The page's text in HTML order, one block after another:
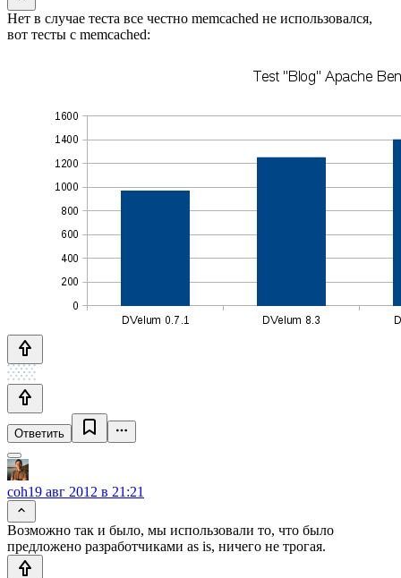
Нет в случае теста все честно memcached не использовался,
вот тесты с memcached:
Ответить
coh19 авг 2012 в 21:21
Возможно так и было, мы использовали то, что было
предложено разработчиками as is, ничего не трогая.